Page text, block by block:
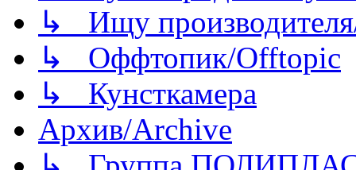
↳ Ищу
↳ Оффтопик/Offtopic
↳ Кунсткамера
Архив/Archive